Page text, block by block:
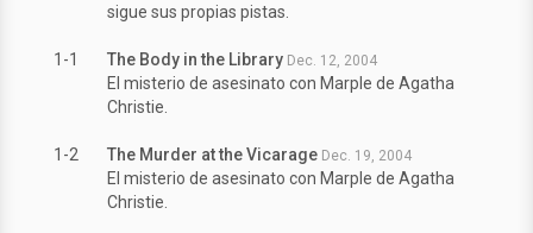
sigue sus propias pistas.
1-1 The Body in the Library Dec. 12, 2004
El misterio de asesinato con Marple de Agatha
Christie.
1-2 The Murder at the Vicarage Dec. 19, 2004
El misterio de asesinato con Marple de Agatha
Christie.